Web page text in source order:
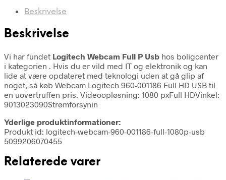
Beskrivelse
Beskrivelse
Vi har fundet Logitech Webcam Full P Usb hos boligcenter
i kategorien . Hvis du er vild med IT og elektronik og kan
lide at være opdateret med teknologi uden at gå glip af
noget, så køb Webcam Logitech 960-001186 Full HD USB til
en uovertruffen pris. Videoopløsning: 1080 pxFull HDVinkel:
9013023090Strømforsynin
Yderlige produktinformationer:
Produkt id: logitech-webcam-960-001186-full-1080p-usb
5099206070455
Relaterede varer